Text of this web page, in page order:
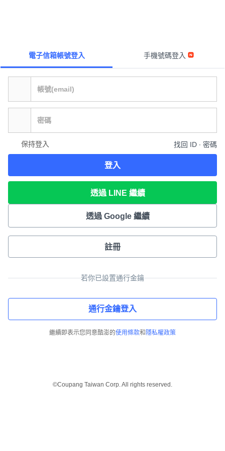
電子信箱帳號登入 手機號碼登入
保持登入 找回 ID ∙ 密碼
登入
透過 LINE 繼續
透過 Google 繼續
註冊
若你已設置通行金鑰
通行金鑰登入
繼續即表示您同意酷澎的使用條款和 隱私權政策
©Coupang Taiwan Corp. All rights reserved.